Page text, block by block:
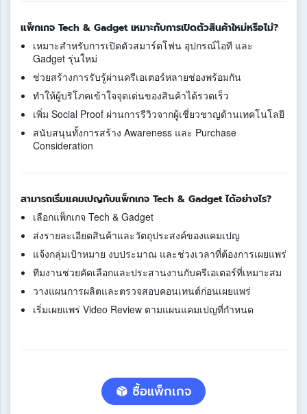
แพ็กเกจ Tech & Gadget เหมาะกับการเปิดตัวสินค้าใหม่หรือไม่?
เหมาะสำหรับการเปิดตัวสมาร์ตโฟน อุปกรณ์ไอที และ
Gadget รุ่นใหม่
ช่วยสร้างการรับรู้ผ่านครีเอเตอร์หลายช่องพร้อมกัน
ทำให้ผู้บริโภคเข้าใจจุดเด่นของสินค้าได้รวดเร็ว
เพิ่ม Social Proof ผ่านการรีวิวจากผู้เชี่ยวชาญด้านเทคโนโลยี
สนับสนุนทั้งการสร้าง Awareness และ Purchase
Consideration
สามารถเริ่มแคมเปญกับแพ็กเกจ Tech & Gadget ได้อย่างไร?
เลือกแพ็กเกจ Tech & Gadget
ส่งรายละเอียดสินค้าและวัตถุประสงค์ของแคมเปญ
แจ้งกลุ่มเป้าหมาย งบประมาณ และช่วงเวลาที่ต้องการเผยแพร่
ทีมงานช่วยคัดเลือกและประสานงานกับครีเอเตอร์ที่เหมาะสม
วางแผนการผลิตและตรวจสอบคอนเทนต์ก่อนเผยแพร่
เริ่มเผยแพร่ Video Review ตามแผนแคมเปญที่กำหนด
ซื้อแพ็กเกจ